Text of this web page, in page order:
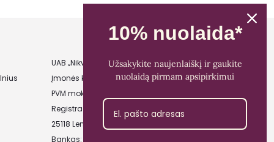
UAB „Nikvera”
Įmonės kodas: 303481944
PVM mokėtojo kodas: LT100011828014
Registracijos adresas: Bažnyčios g. 23-36,
25118 Lentvaris, Trakų r.
Bankas: Paysera LT
10% nuolaida*
Užsakykite naujenlaiškį ir gaukite
nuolaidą pirmam apsipirkimui